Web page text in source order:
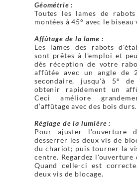
Géométrie :
Toutes les lames de
montées à 45° avec le biseau
Affûtage de la lame :
Les lames des rabots
sont prêtes à l'emploi et
dès réception de votre
affûtée avec un angle de
secondaire, jusqu'à 5°
obtenir rapidement un
Ceci améliore
d’affûtage avec des bois durs.
Réglage de la lumière :
Pour ajuster l'ouverture
desserrer les deux vis de
du chariot; puis tourner la
centre. Regardez l'ouverture
Quand celle-ci est
deux vis de blocage.